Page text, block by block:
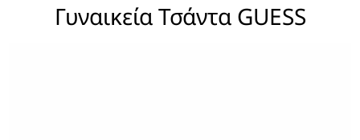
Γυναικεία Τσάντα GUESS